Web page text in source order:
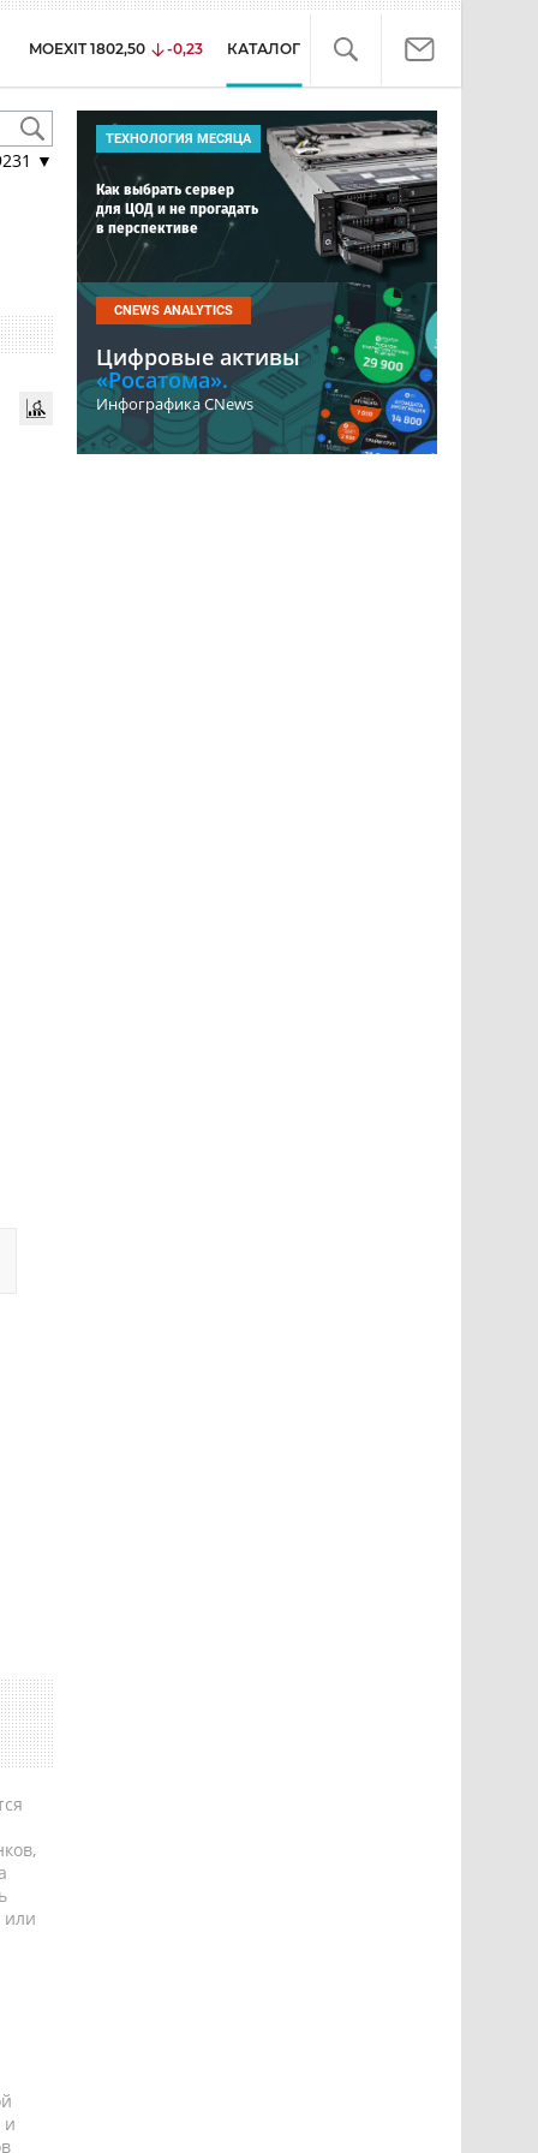
MOEXIT 1802,50 -0,23 КАТАЛОГ
▼
или
и
ТЕХНОЛОГИЯ МЕСЯЦА
Как выбрать сервер
для ЦОД и не прогадать
в перспективе
CNEWS ANALYTICS
Цифровые активы
«Росатома».
Инфографика CNews